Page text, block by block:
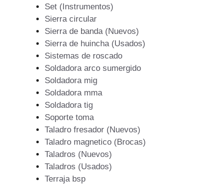
Set (Instrumentos)
Sierra circular
Sierra de banda (Nuevos)
Sierra de huincha (Usados)
Sistemas de roscado
Soldadora arco sumergido
Soldadora mig
Soldadora mma
Soldadora tig
Soporte toma
Taladro fresador (Nuevos)
Taladro magnetico (Brocas)
Taladros (Nuevos)
Taladros (Usados)
Terraja bsp